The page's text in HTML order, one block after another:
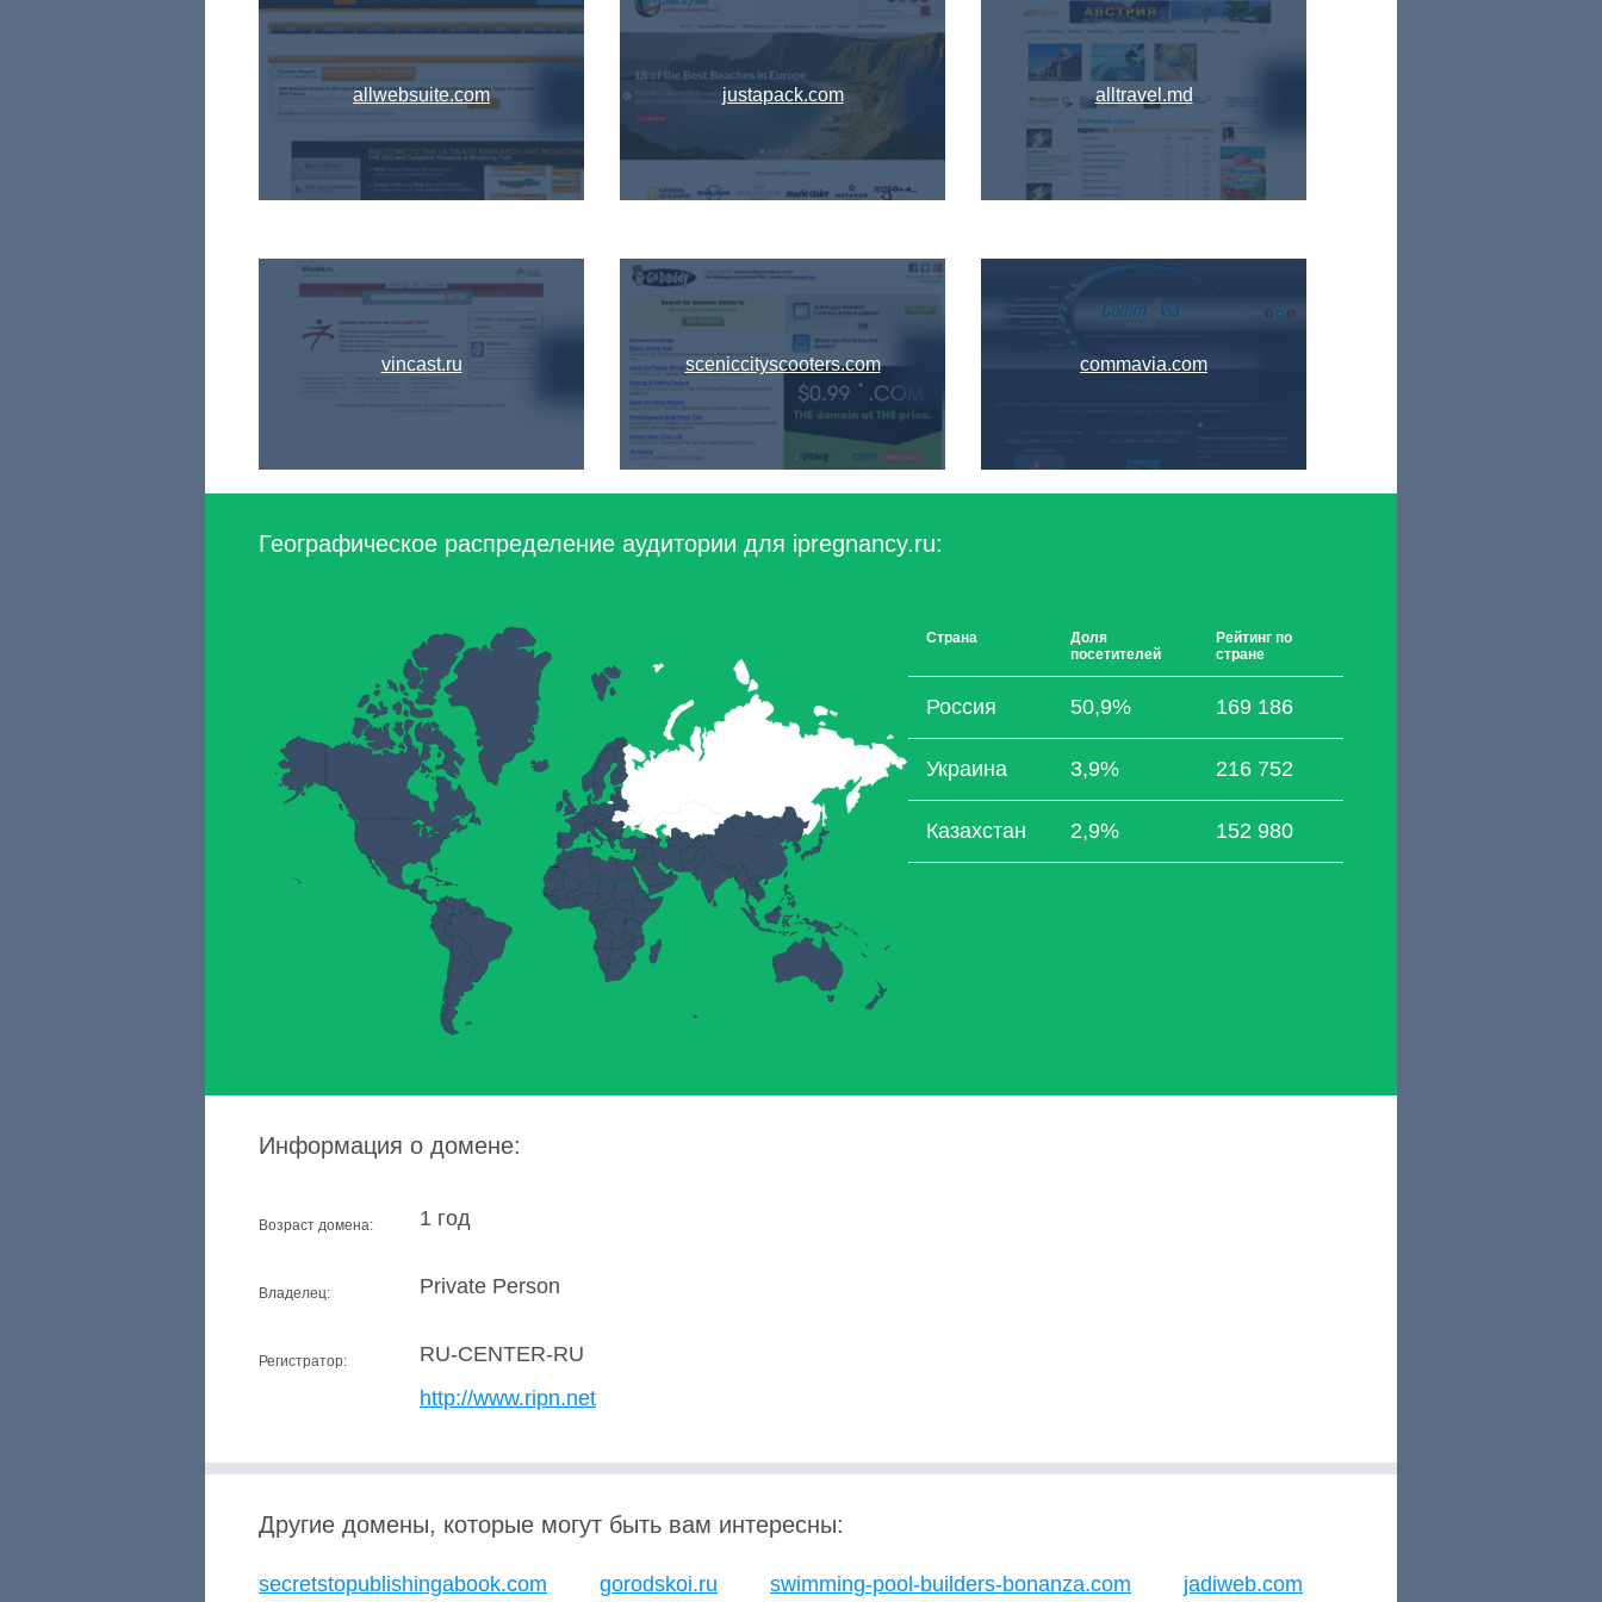
allwebsuite.com
vincast.ru
justapack.com
sceniccityscooters.com
alltravel.md
commavia.com
Географическое распределение аудитории для ipregnancy.ru:
Страна
Доля
посетителей
Рейтинг по
стране
Россия 50,9% 169 186
Украина 3,9% 216 752
Казахстан 2,9% 152 980
Информация о домене:
Возраст домена: 1 год
Владелец: Private Person
Регистратор:
RU-CENTER-RU
http://www.ripn.net
Другие домены, которые могут быть вам интересны:
secretstopublishingabook.com gorodskoi.ru swimming-pool-builders-bonanza.com jadiweb.com